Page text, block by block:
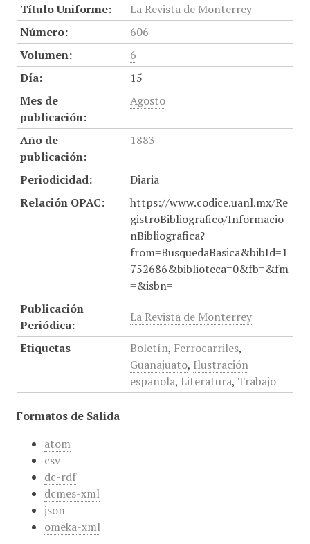
Título Uniforme:
La Revista de Monterrey
Número:
606
Volumen:
6
Día:
15
Mes de
publicación:
Agosto
Año de
publicación:
1883
Periodicidad:
Diaria
Relación OPAC:
https://www.codice.uanl.mx/Re
gistroBibliografico/Informacio
nBibliografica?
from=BusquedaBasica&bibId=1
752686&biblioteca=0&fb=&fm
=&isbn=
Publicación
Periódica:
La Revista de Monterrey
Etiquetas Boletín, Ferrocarriles,
Guanajuato, Ilustración
española, Literatura, Trabajo
Formatos de Salida
atom
csv
dc-rdf
dcmes-xml
json
omeka-xml